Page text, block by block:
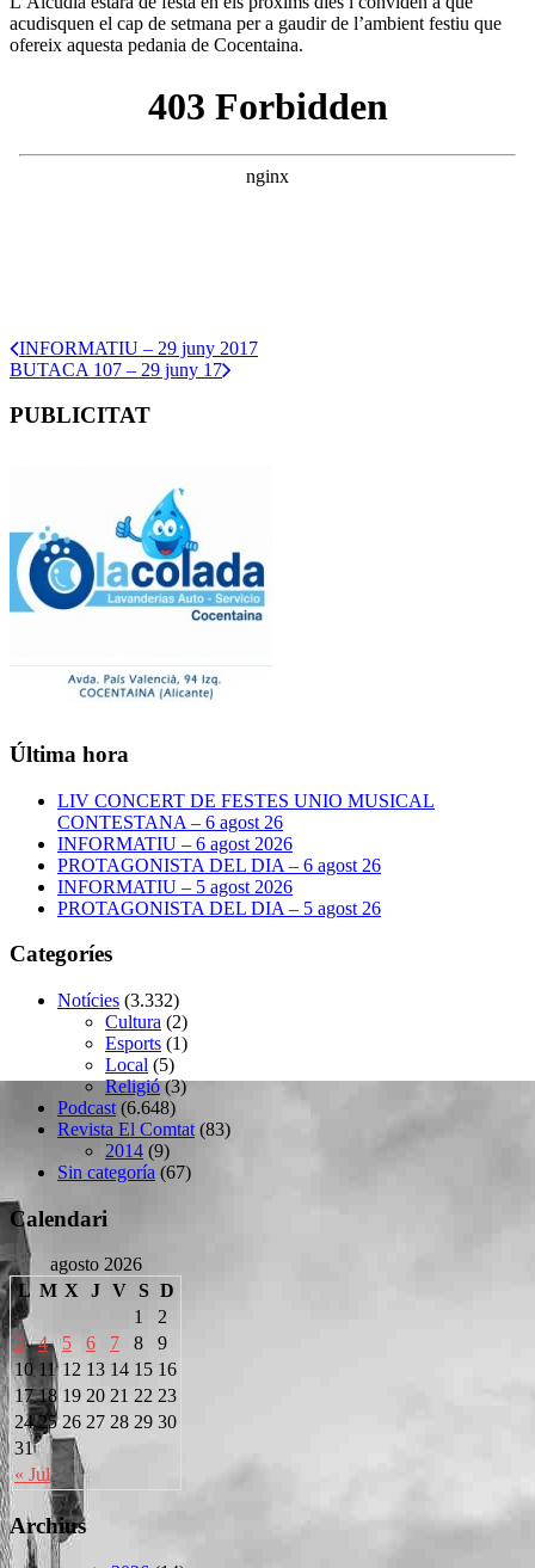
acudisquen el cap de setmana per a gaudir de l’ambient festiu que
ofereix aquesta pedania de Cocentaina.
INFORMATIU – 29 juny 2017
BUTACA 107 – 29 juny 17
PUBLICITAT
Última hora
LIV CONCERT DE FESTES UNIO MUSICAL
CONTESTANA – 6 agost 26
INFORMATIU – 6 agost 2026
PROTAGONISTA DEL DIA – 6 agost 26
INFORMATIU – 5 agost 2026
PROTAGONISTA DEL DIA – 5 agost 26
Categoríes
Notícies (3.332)
Cultura (2)
Esports (1)
Local (5)
Religió(3)
Podcast (6.648)
Revista El Comtat (83)
2014 (9)
Sin categoría (67)
Calendari
agosto 2026
L M X J V S D
« Jul
1
2
3
4 5 6 7 8
9
10 11 12 13 14 15 16
17 18 19 20 21 22 23
24 25 26 27 28 29 30
31
Archius